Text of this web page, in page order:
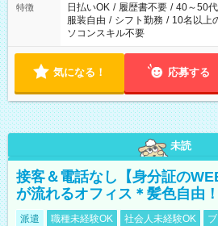
特徴 日払いOK / 履歴書不要 / 40～50
服装自由 / シフト勤務 / 10名以上
ソコンスキル不要
気になる！ 応募する
未読
接客＆電話なし【身分証の
が流れるオフィス＊髪色自由
派遣 職種未経験OK 社会人未経験OK